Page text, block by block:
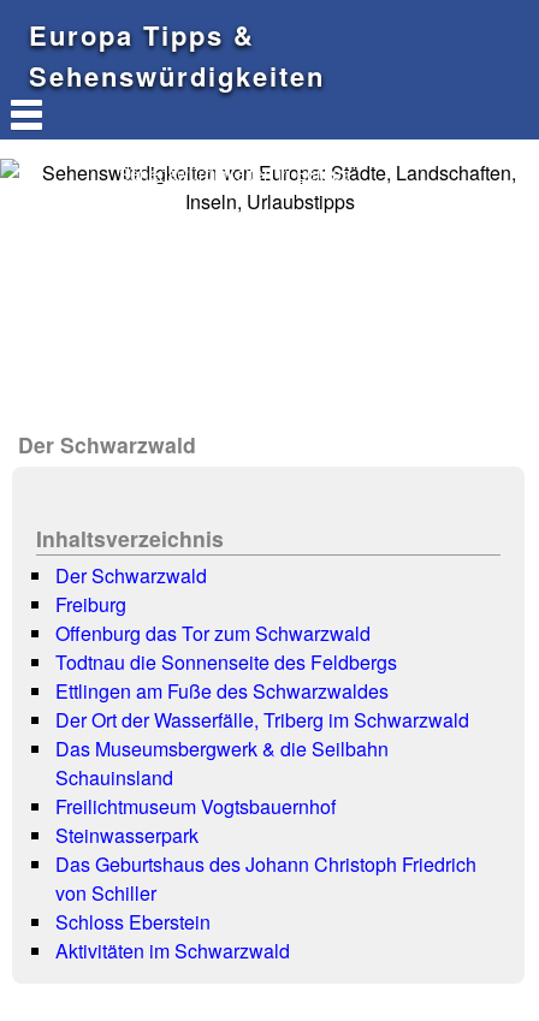
Europa Tipps &
Sehenswürdigkeiten
Sehenswürdigkeiten in Europa
Der Schwarzwald
Inhaltsverzeichnis
Der Schwarzwald
Freiburg
Offenburg das Tor zum Schwarzwald
Todtnau die Sonnenseite des Feldbergs
Ettlingen am Fuße des Schwarzwaldes
Der Ort der Wasserfälle, Triberg im Schwarzwald
Das Museumsbergwerk & die Seilbahn
Schauinsland
Freilichtmuseum Vogtsbauernhof
Steinwasserpark
Das Geburtshaus des Johann Christoph Friedrich
von Schiller
Schloss Eberstein
Aktivitäten im Schwarzwald